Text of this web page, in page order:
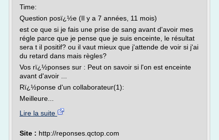
Time:
Question posï¿½e (Il y a 7 années, 11 mois)
est ce que si je fais une prise de sang avant d'avoir mes
régle parce que je pense que je suis enceinte, le résultat
sera t il positif? ou il vaut mieux que j'attende de voir si j'ai
du retard dans mais règles?
Vos rï¿½ponses sur : Peut on savoir si l'on est enceinte
avant d'avoir ...
Rï¿½ponse d'un collaborateur(1):
Meilleure...
Lire la suite
Site : http://reponses.qctop.com